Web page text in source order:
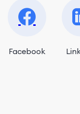
Facebook